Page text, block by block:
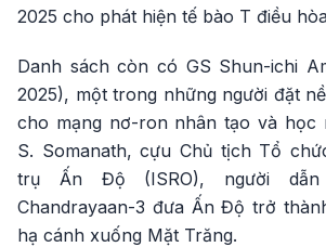
2025 cho phát hiện tế bào T điều
Danh sách còn có GS Shun-ichi
2025), một trong những người đặt
cho mạng nơ-ron nhân tạo và học
S. Somanath, cựu Chủ tịch Tổ
trụ Ấn Độ (ISRO), người
Chandrayaan-3 đưa Ấn Độ trở
hạ cánh xuống Mặt Trăng.